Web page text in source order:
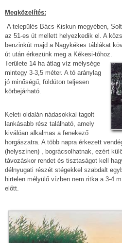
Megközelítés:
A település Bács-Kiskun megyében,
az 51-es út mellett helyezkedik el. A
benzinkút majd a Nagykékes táblákat
út után érkezünk meg a Kékesi-tóhoz.
Területe 14 ha átlag víz mélysége
mintegy 3-3,5 méter. A tó aránylag
jó minőségű, földúton teljesen
körbejárható.
Keleti oldalán nádasokkal tagolt
lankásabb rész található, amely
kiválóan alkalmas a fenekező
horgászatra. A több napra érkezett
(helyszínen) , bográcsolhatnak, ezért
távozáskor rendet és tisztaságot kell
délnyugati részét stégekkel szabdalt
hirtelen mélyülő vízben nem ritka a 3-4
előtt.